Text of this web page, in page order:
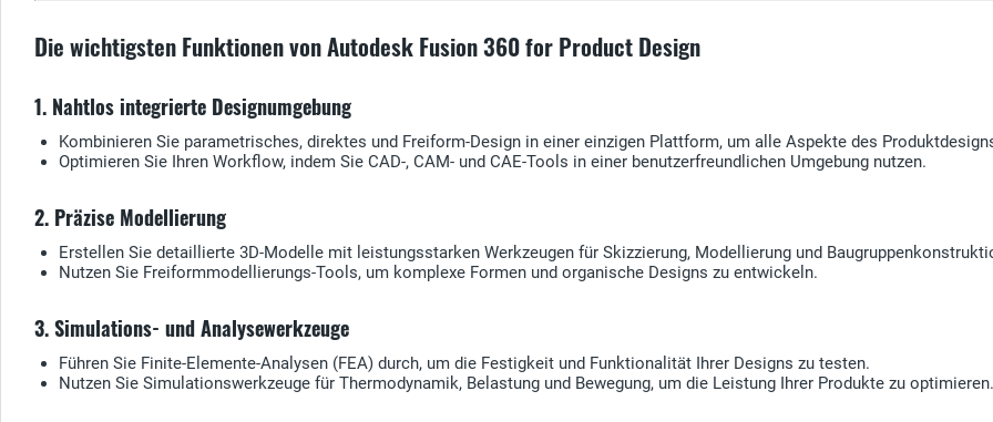
Die wichtigsten Funktionen von Autodesk Fusion 360 for Product Design
1. Nahtlos integrierte Designumgebung
Kombinieren Sie parametrisches, direktes und Freiform-Design in einer einzigen Plattform, um alle Aspekte des
Optimieren Sie Ihren Workflow, indem Sie CAD-, CAM- und CAE-Tools in einer benutzerfreundlichen Umgebung nutzen.
2. Präzise Modellierung
Erstellen Sie detaillierte 3D-Modelle mit leistungsstarken Werkzeugen für Skizzierung, Modellierung und
Nutzen Sie Freiformmodellierungs-Tools, um komplexe Formen und organische Designs zu entwickeln.
3. Simulations- und Analysewerkzeuge
Führen Sie Finite-Elemente-Analysen (FEA) durch, um die Festigkeit und Funktionalität Ihrer Designs zu testen.
Nutzen Sie Simulationswerkzeuge für Thermodynamik, Belastung und Bewegung, um die Leistung Ihrer Produkte zu optimieren.